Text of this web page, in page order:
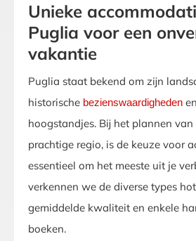
Unieke
Puglia voor een
vakantie
Puglia staat bekend om zijn
historische bezienswaardigheden
hoogstandjes. Bij het plannen van
prachtige regio, is de keuze voor
essentieel om het meeste uit je
verkennen we de diverse types
gemiddelde kwaliteit en enkele
boeken.